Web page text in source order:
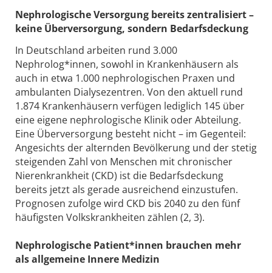
Nephrologische Versorgung bereits zentralisiert –
keine Überversorgung, sondern Bedarfsdeckung
In Deutschland arbeiten rund 3.000
Nephrolog*innen, sowohl in Krankenhäusern als
auch in etwa 1.000 nephrologischen Praxen und
ambulanten Dialysezentren. Von den aktuell rund
1.874 Krankenhäusern verfügen lediglich 145 über
eine eigene nephrologische Klinik oder Abteilung.
Eine Überversorgung besteht nicht – im Gegenteil:
Angesichts der alternden Bevölkerung und der stetig
steigenden Zahl von Menschen mit chronischer
Nierenkrankheit (CKD) ist die Bedarfsdeckung
bereits jetzt als gerade ausreichend einzustufen.
Prognosen zufolge wird CKD bis 2040 zu den fünf
häufigsten Volkskrankheiten zählen (2, 3).
Nephrologische Patient*innen brauchen mehr
als allgemeine Innere Medizin